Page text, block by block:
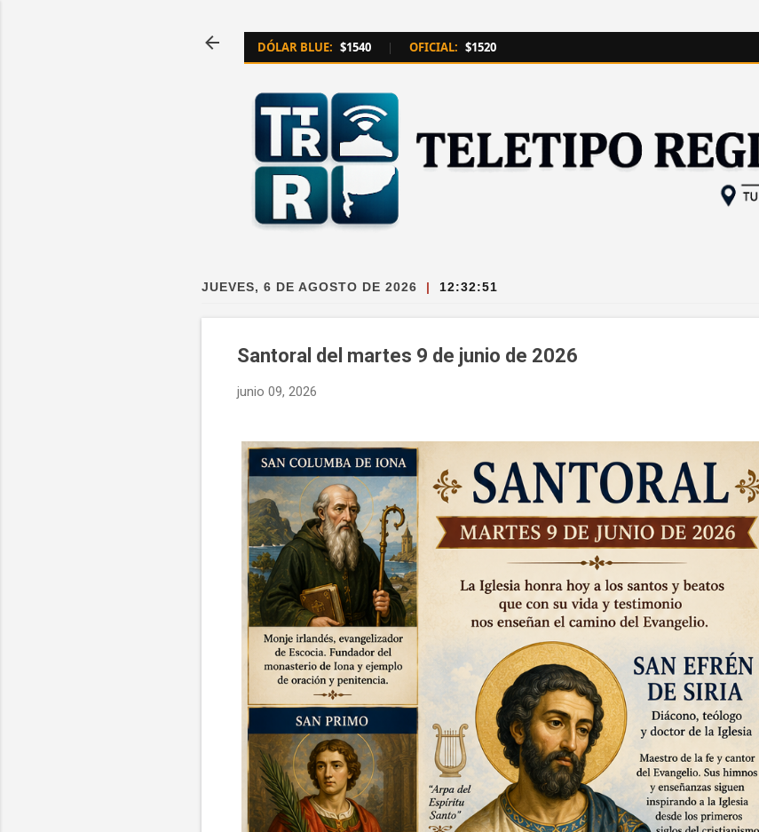
DÓLAR BLUE: $1540 | OFICIAL: $1520
JUEVES, 6 DE AGOSTO DE 2026 | 12:32:52
Santoral del martes 9 de junio de 2026
junio 09, 2026